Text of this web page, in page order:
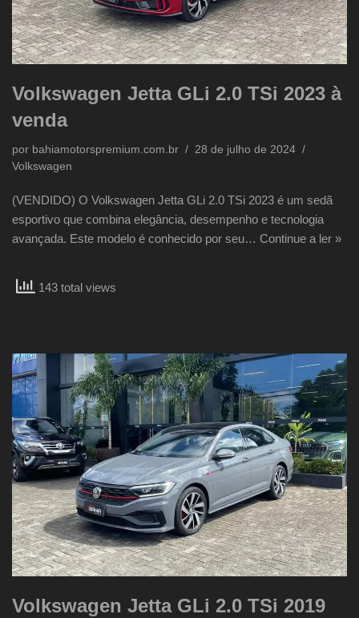
Volkswagen Jetta GLi 2.0 TSi 2023 à
venda
por bahiamotorspremium.com.br
28 de julho de 2024
Volkswagen
(VENDIDO) O Volkswagen Jetta GLi 2.0 TSi 2023 é um sedã
esportivo que combina elegância, desempenho e tecnologia
avançada. Este modelo é conhecido por seu… Continue a ler »
143 total views
Volkswagen Jetta GLi 2.0 TSi 2019